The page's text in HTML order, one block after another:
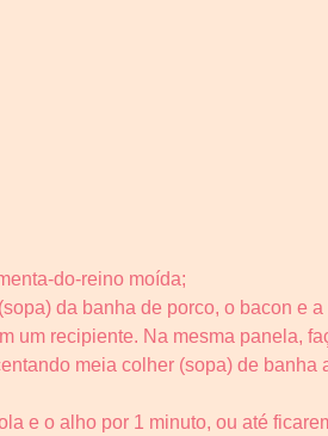
do-reino moída;
da banha de porco, o bacon e
um recipiente. Na mesma panela,
meia colher (sopa) de banha
e o alho por 1 minuto, ou até